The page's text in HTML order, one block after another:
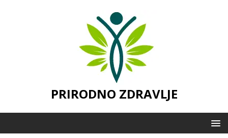
PRIRODNO ZDRAVLJE